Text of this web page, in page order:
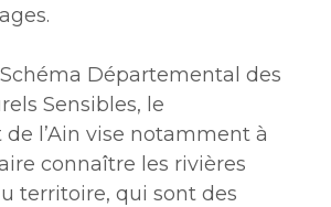
Départemental des
Sensibles, le
l’Ain vise notamment à
connaître les rivières
territoire, qui sont des